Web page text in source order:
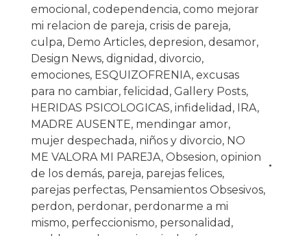
emocional , codependencia, como mejorar
mi relacion de pareja, crisis de pareja,
culpa, Demo Articles, depresion, desamor,
Design News, dignidad , divorcio,
emociones, ESQUIZOFRENIA, excusas
para no cambiar, felicidad , Gallery Posts,
HERIDAS PSICOLOGICAS, infidelidad , IRA,
MADRE AUSENTE, mendingar amor,
mujer despechada, niños y divorcio, NO
ME VALORA MI PAREJA, Obsesion, opinion
de los demás, pareja, parejas felices,
parejas perfectas, Pensamientos Obsesivos,
perdon, perdonar, perdonarme a mi
mismo, perfeccionismo, personalidad ,